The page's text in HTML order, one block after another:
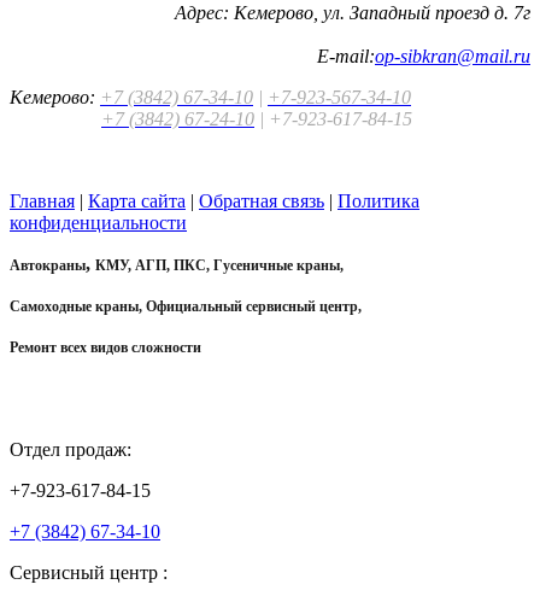
Адрес: Кемерово, ул. Западный проезд д. 7г
E-mail:op-sibkran@mail.ru
Кемерово: +7 (3842) 67-34-10 | +7-923-567-34-10
+7 (3842) 67-24-10 | +7-923-617-84-15
Главная | Карта сайта | Обратная связь | Политика
конфиденциальности
Автокраны, КМУ, АГП, ПКС, Гусеничные краны,
Самоходные краны, Официальный сервисный центр,
Ремонт всех видов сложности
Отдел продаж:
+7-923-617-84-15
+7 (3842) 67-34-10
Сервисный центр :